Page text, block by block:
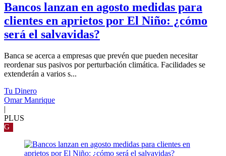
Bancos lanzan en agosto medidas para
clientes en aprietos por El Niño: ¿cómo
será el salvavidas?
Banca se acerca a empresas que prevén que pueden necesitar
reordenar sus pasivos por perturbación climática. Facilidades se
extenderán a varios s...
Tu Dinero
Omar Manrique
|
PLUS
G